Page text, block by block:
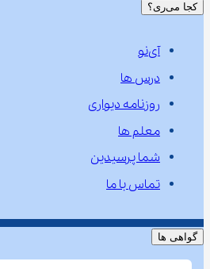
کجا می‌ری؟
آی‌نو
درس ها
روزنامه دیواری
معلم ها
شما پرسیدین
تماس با ما
گواهی ها